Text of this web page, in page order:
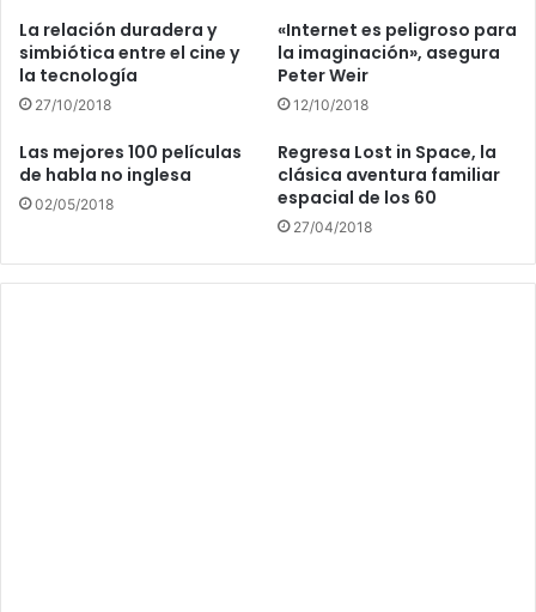
La relación duradera y
simbiótica entre el cine y
la tecnología
27/10/2018
«Internet es peligroso para
la imaginación», asegura
Peter Weir
12/10/2018
Las mejores 100 películas
de habla no inglesa
02/05/2018
Regresa Lost in Space, la
clásica aventura familiar
espacial de los 60
27/04/2018